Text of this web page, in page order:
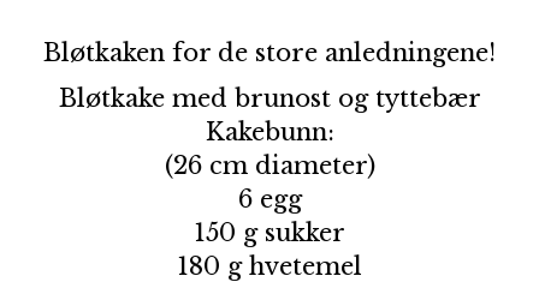
Bløtkaken for de store anledningene!
Bløtkake med brunost og tyttebær
Kakebunn:
(26 cm diameter)
6 egg
150 g sukker
180 g hvetemel